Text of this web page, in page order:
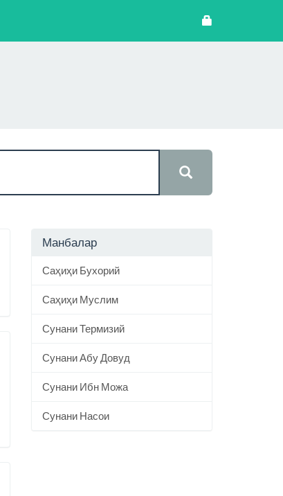
Манбалар
Саҳиҳи Бухорий
Саҳиҳи Муслим
Сунани Термизий
Сунани Абу Довуд
Сунани Ибн Можа
Сунани Насои